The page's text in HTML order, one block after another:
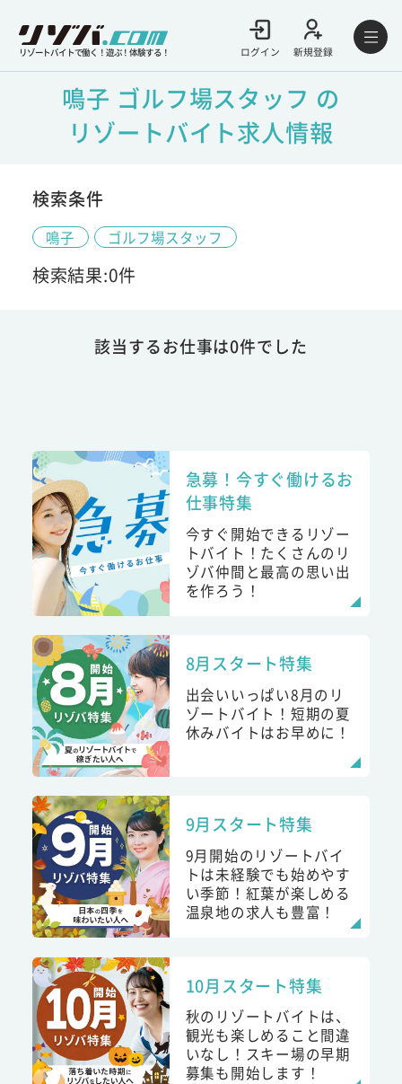
リゾートバイトで働く！遊ぶ！体験する！ ログイン 新規登録
鳴子 ゴルフ場スタッフ の
リゾートバイト求人情報
検索条件
鳴子 ゴルフ場スタッフ
検索結果:0件
該当するお仕事は0件でした
急募！今すぐ働けるお
仕事特集
今すぐ開始できるリゾー
トバイト！たくさんのリ
ゾバ仲間と最高の思い出
を作ろう！
8月スタート特集
出会いいっぱい8月のリ
ゾートバイト！短期の夏
休みバイトはお早めに！
9月スタート特集
9月開始のリゾートバイ
トは未経験でも始めやす
い季節！紅葉が楽しめる
温泉地の求人も豊富！
10月スタート特集
秋のリゾートバイトは、
観光も楽しめること間違
いなし！スキー場の早期
募集も開始します！